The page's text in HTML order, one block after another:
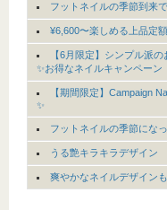
フットネイルの季節到来
¥6,600〜楽しめる上品定
【6月限定】シンプル派
✨お得なネイルキャンペーン
【期間限定】Campaign
✨
フットネイルの季節にな
うる艶キラキラデザイン
爽やかなネイルデザイン